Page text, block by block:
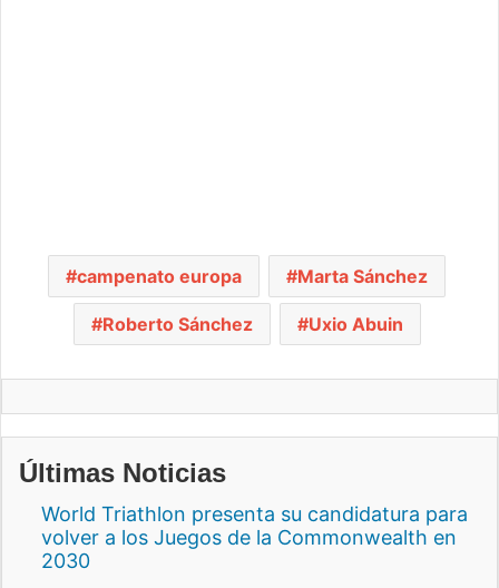
campenato europa Marta Sánchez
Roberto Sánchez Uxio Abuin
Últimas Noticias
World Triathlon presenta su candidatura para
volver a los Juegos de la Commonwealth en
2030